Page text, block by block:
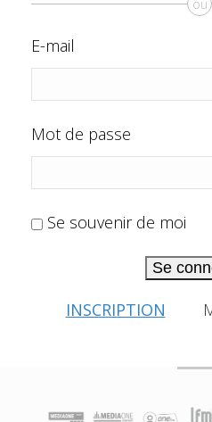
ou
E-mail
Mot de passe
Se souvenir de moi
Se
INSCRIPTION